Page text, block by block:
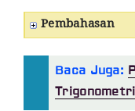
Pembahasan
Baca Juga: